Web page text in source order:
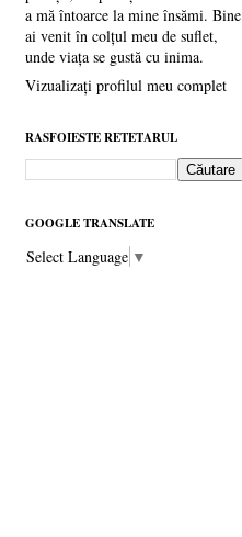
a mă întoarce la mine însămi. Bine
ai venit în colțul meu de suflet,
unde viața se gustă cu inima.
Vizualizați profilul meu complet
RASFOIESTE RETETARUL
GOOGLE TRANSLATE
Select Language ▼